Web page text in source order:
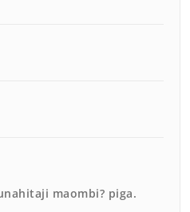
maombi? piga.